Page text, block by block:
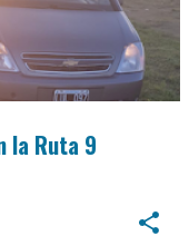
la Ruta 9